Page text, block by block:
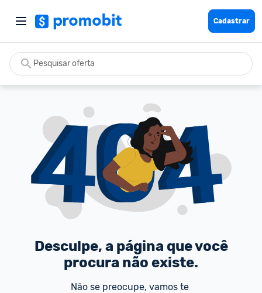
Cadastrar
Desculpe, a página que você
procura não existe.
Não se preocupe, vamos te